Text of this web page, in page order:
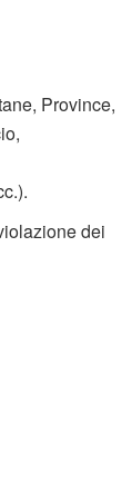
Province,
dei